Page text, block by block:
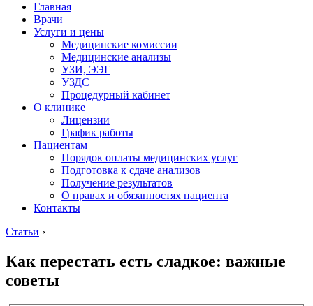
Главная
Врачи
Услуги и цены
Медицинские комиссии
Медицинские анализы
УЗИ, ЭЭГ
УЗДС
Процедурный кабинет
О клинике
Лицензии
График работы
Пациентам
Порядок оплаты медицинских услуг
Подготовка к сдаче анализов
Получение результатов
О правах и обязанностях пациента
Контакты
Статьи ›
Как перестать есть сладкое: важные
советы